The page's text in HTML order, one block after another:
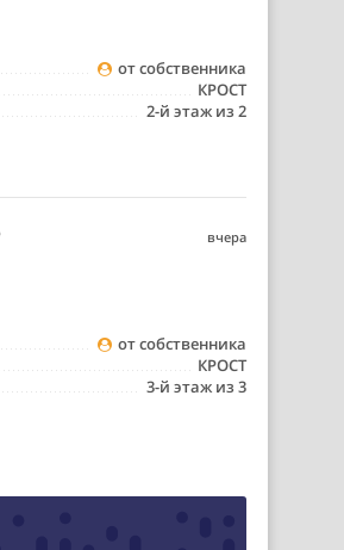
от собственника
КРОСТ
2-й этаж из 2
вчера
от собственника
КРОСТ
3-й этаж из 3